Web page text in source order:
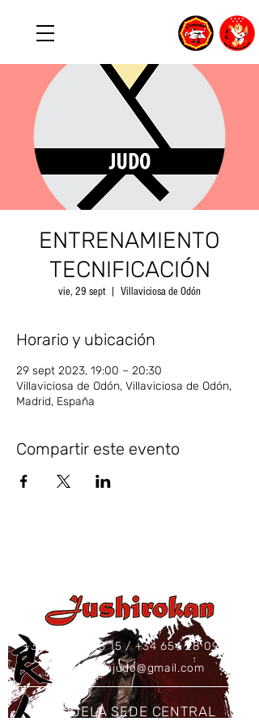
ENTRENAMIENTO
TECNIFICACIÓN
vie, 29 sept Villaviciosa de Odón
Horario y ubicación
29 sept 2023, 19:00 – 20:30
Villaviciosa de Odón, Villaviciosa de Odón,
Madrid, España
Compartir este evento
+34 637 86 43 15/+34 654 28 09 73
jushirokanjudo@gmail.com
ESCUELA SEDE CENTRAL